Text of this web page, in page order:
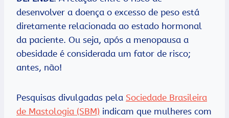
desenvolver a doença o excesso de peso está
diretamente relacionada ao estado hormonal
da paciente. Ou seja, após a menopausa a
obesidade é considerada um fator de risco;
antes, não!
Pesquisas divulgadas pela Sociedade Brasileira
de Mastologia (SBM) indicam que mulheres com